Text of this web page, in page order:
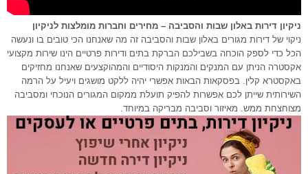
ניקיון דירות באלון שבות והסביבה – מחירים וחברות מומלצות לניקיון
ניקוי של דירות מגורים באלון שבות והסביבה זה מה שאנחנו הכי טובים בו ונעשה
הכל כדי לספק הוכחה בשבילכם הברקת בתים ודירות פרטיים הינו שירות מקצועי
אקסטרה הניתן עם המנקים והמנקות היסודיים והמהוקצעים שאנחנו מחזיקים
באקסטרא קלין. בפסקאות הבאות אפשרי יהיה ללקט מושגים ויעיל על הרמה
השירותית שייתן לכם אפשרות להפיק תועלת ממקום המגורים הנוכחי ומסביבה
מצוחצחת ממש. מאיזור וסביבה מבריקה במיוחד.